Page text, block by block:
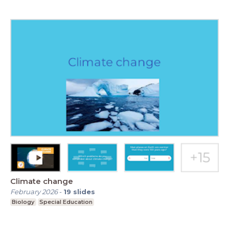
Climate change
February 2026- 19 slides
Biology Special Education